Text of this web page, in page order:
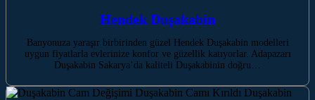
Hendek Duşakabin
Banyonuza yaraşır birbirinden güzel Hendek Duşakabin modelleri
uygun fiyatlarla evlerinize konfor ve güzellik katıyorlar. Adapazarı
Duşakabin Sakarya’da kaliteli Duşakabinin doğru…